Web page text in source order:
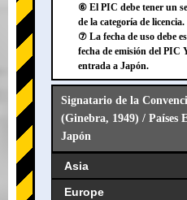
⑥ El PIC debe tener un
de la categoría de licencia.
⑦ La fecha de uso debe
fecha de emisión del PIC
entrada a Japón.
Signatario de la
(Ginebra, 1949) / Países
Japón
Asia
Europe